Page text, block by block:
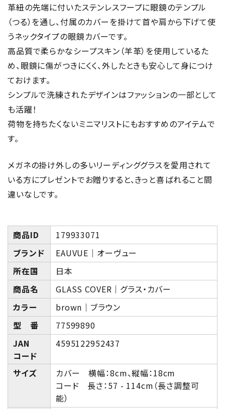
革紐の先端に付いたステンレスフープに眼鏡のテンプル
（つる）を通し、付属のカバーを掛けて首や肩から下げて使
うネックタイプの眼鏡カバーです。
高品質で柔らかなシープスキン（羊革）を使用しているた
め、眼鏡に傷がつきにくく、外したときも安心して身につけ
ておけます。
シンプルで洗練されたデザインはファッションの一部として
も活躍！
荷物を持ちたくないミニマリストにもおすすめのアイテムで
す。
メガネの掛け外しの多いリーディンググラスを愛用されて
いる方にプレゼントでお贈りすると、きっと喜ばれること間
違いなしです。
商品ID
179933071
ブランド
EAUVUE｜オーヴュー
所在国
日本
商品名
GLASS COVER｜グラス・カバー
カラー
brown｜ブラウン
型 番
77599890
JAN
コード
4595122952437
サイズ
カバー 横幅：8cm、縦幅：18cm
コード 長さ：57 - 114cm（長さ調整可
能）